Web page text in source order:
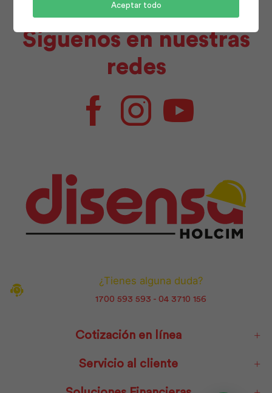
Síguenos en nuestras
redes
FacebookInstagramYoutube
¿Tienes alguna duda?
1700 593 593 - 04 3710 156
Cotización en línea
Servicio al cliente
Aceptar todo